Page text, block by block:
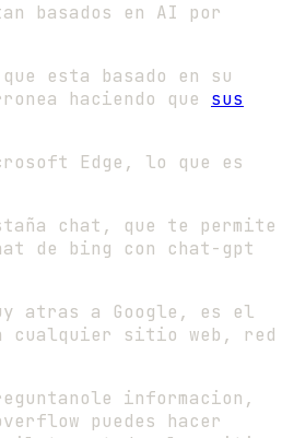
basados en AI por
esta basado en su
haciendo que sus
Edge, lo que es
chat, que te permite
de bing con chat-gpt
atras a Google, es el
cualquier sitio web, red
informacion,
puedes hacer